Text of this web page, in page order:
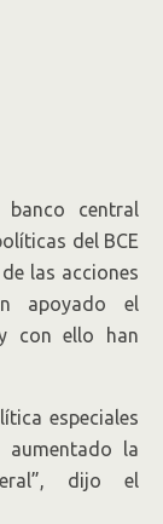
central
del BCE
las acciones
apoyado el
con ello han
especiales
la
dijo el